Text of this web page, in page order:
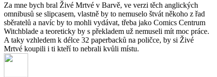
Za mne bych bral Živé Mrtvé v Barvě, ve verzi těch anglických
omnibusů se slipcasem, vlastně by to nemuselo štvát někoho z řad
sběratelů a navíc by to mohli vydávat, třeba jako Comics Centrum
Witchblade a teoreticky by s překladem už nemuseli mít moc práce.
A taky vzhledem k délce 32 paperbacků na poličce, by si Živé
Mrtvé koupili i ti kteří to nebrali kvůli místu.